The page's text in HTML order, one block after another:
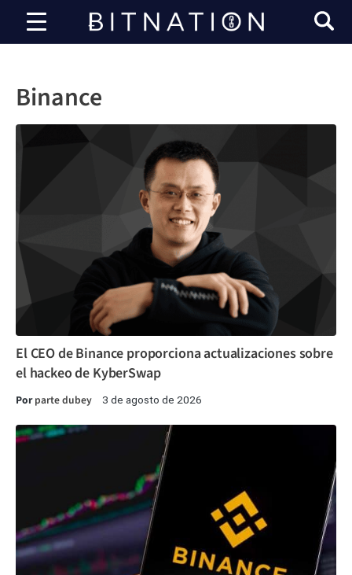
Bitnación
Binance
El CEO de Binance proporciona actualizaciones sobre
el hackeo de KyberSwap
Porparte dubey 3 de agosto de 2026